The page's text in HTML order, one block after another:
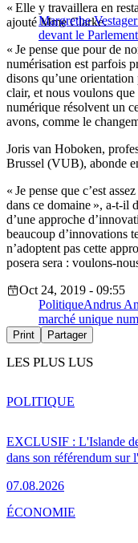
Margrethe
devant le
« Elle y travaillera en
ajouté Mme Clarke.
« Je pense que pour de
numérisation est parfois
disons qu’une
clair, et nous voulons
numérique résolvent un
avons, comme le
Joris van Hoboken,
Brussel (VUB), abonde
« Je pense que c’est
dans ce domaine », a-t-il
d’une approche
beaucoup d’innovations
n’adoptent pas cette
posera sera : voulons-
Oct 24, 2019 - 09:55
PolitiqueAndrus
marché unique
Print Partager
LES PLUS LUS
EXCLUSIF : L'Islande
dans son référendum sur
07.08.2026
POLITIQUE
ÉCONOMIE